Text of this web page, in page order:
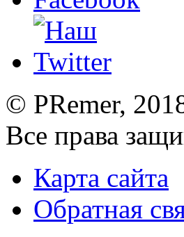
© PRemer,
Все права
Карта сайта
Обратная